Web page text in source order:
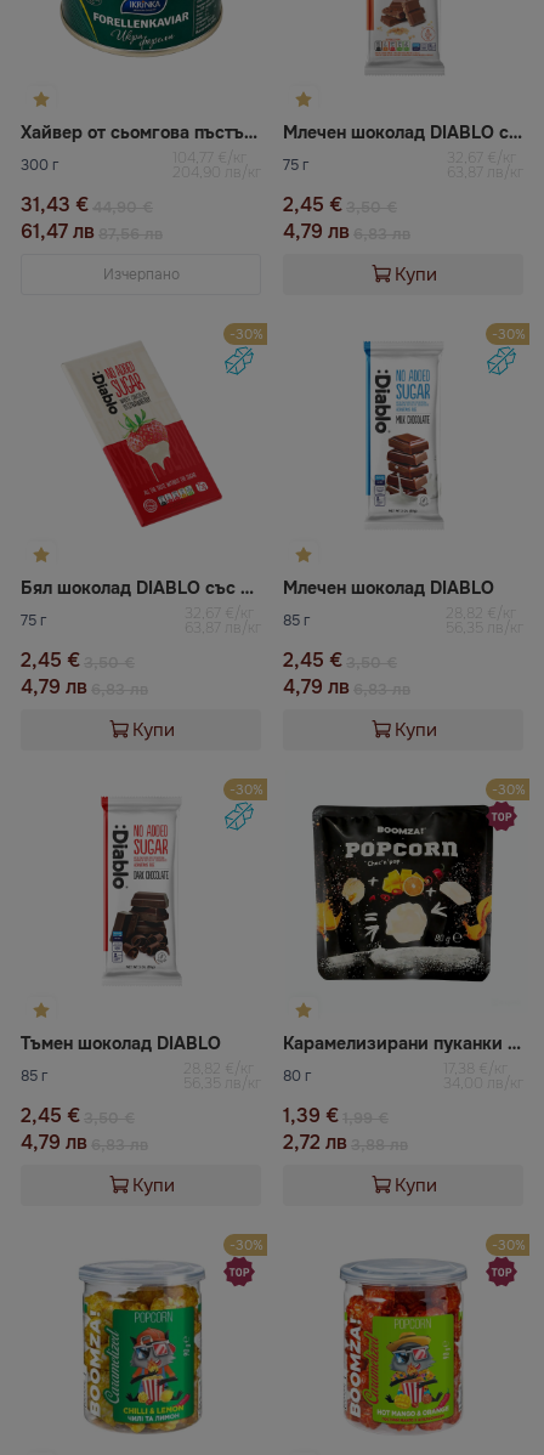
Хайвер от сьомгова пъстърва
300 г 104,77 €/кг
204,90 лв/кг
31,43 €
61,47 лв
Изчерпано
Млечен шоколад DIABLO с експандиран ориз
75 г 32,67 €/кг
63,87 лв/кг
2,45 €
4,79 лв
Купи
-30%
Бял шоколад DIABLO със сублимирана ягода
75 г 32,67 €/кг
63,87 лв/кг
2,45 €
4,79 лв
Купи
-30%
Млечен шоколад DIABLO
85 г 28,82 €/кг
56,35 лв/кг
2,45 €
4,79 лв
Купи
-30%
Тъмен шоколад DIABLO
85 г 28,82 €/кг
56,35 лв/кг
2,45 €
4,79 лв
Купи
-30%
Карамелизирани пуканки с вкус на пикантно манго и портокал, глазирани BOOMZA
80 г 17,38 €/кг
34,00 лв/кг
1,39 €
2,72 лв
Купи
-30% -30%